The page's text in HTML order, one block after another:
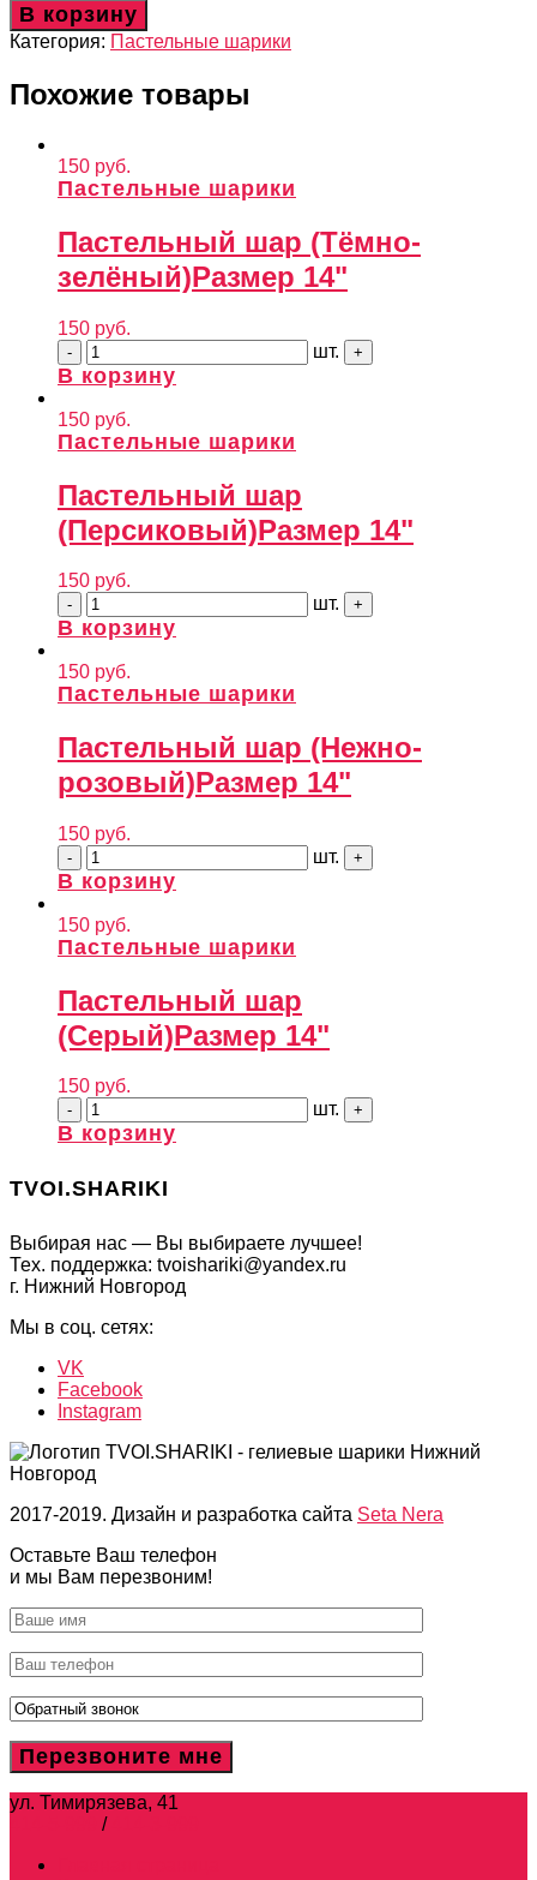
В корзину
Категория: Пастельные шарики
Похожие товары
150 руб.
Пастельные шарики
Пастельный шар (Тёмно-
зелёный)Размер 14"
150 руб.
шт.
В корзину
150 руб.
Пастельные шарики
Пастельный шар
(Персиковый)Размер 14"
150 руб.
шт.
В корзину
150 руб.
Пастельные шарики
Пастельный шар (Нежно-
розовый)Размер 14"
150 руб.
шт.
В корзину
150 руб.
Пастельные шарики
Пастельный шар
(Серый)Размер 14"
150 руб.
шт.
В корзину
TVOI.SHARIKI
Выбирая нас — Вы выбираете лучшее!
Тех. поддержка: tvoishariki@yandex.ru
г. Нижний Новгород
Мы в соц. сетях:
VK
Facebook
Instagram
2017-2019. Дизайн и разработка сайта Seta Nera
Оставьте Ваш телефон
и мы Вам перезвоним!
ул. Тимирязева, 41
/